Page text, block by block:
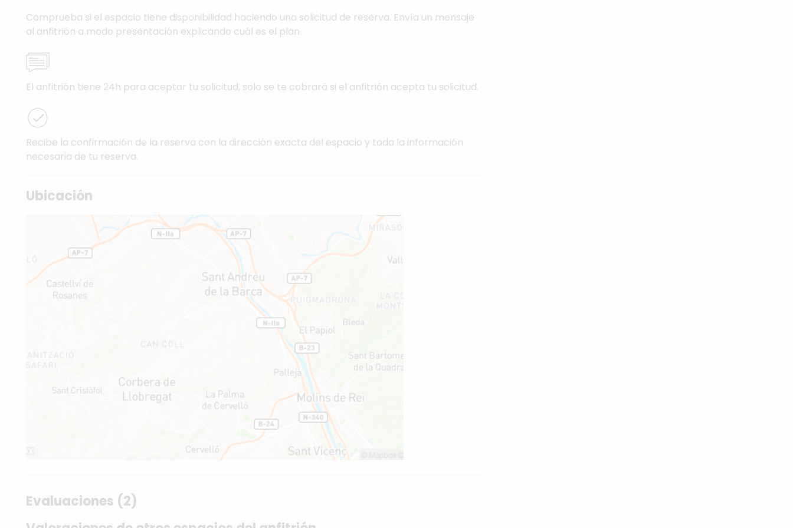
Comprueba si el espacio tiene disponibilidad haciendo una solicitud de reserva. Envía un mensaje
al anfitrión a modo presentación explicando cuál es el plan.
El anfitrión tiene 24h para aceptar tu solicitud, solo se te cobrará si el anfitrión acepta tu solicitud.
Recibe la confirmación de la reserva con la dirección exacta del espacio y toda la información
necesaria de tu reserva.
Ubicación
Evaluaciones (2)